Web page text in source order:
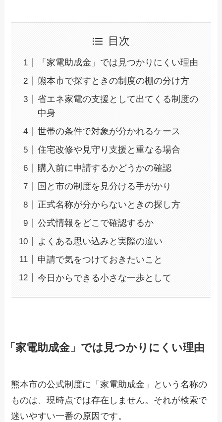
目次
「家電助成金」では見つかりにくい理由
熊本市で探すときの制度の棚の分け方
省エネ家電の支援として出てくる制度の
中身
世帯の条件で対象が分かれるケース
住宅改修や見守り支援と重なる場合
購入前に申請するかどうかの確認
国と市の制度を見分ける手がかり
正式名称が分からないときの探し方
公式情報をどこで確認するか
よくある思い込みと実際の違い
申請で気をつけておきたいこと
今日からできる小さな一歩として
「家電助成金」では見つかりにくい理由
熊本市の公式制度に「家電助成金」という名称の
ものは、現時点では存在しません。それが検索で
迷いやすい一番の原因です。